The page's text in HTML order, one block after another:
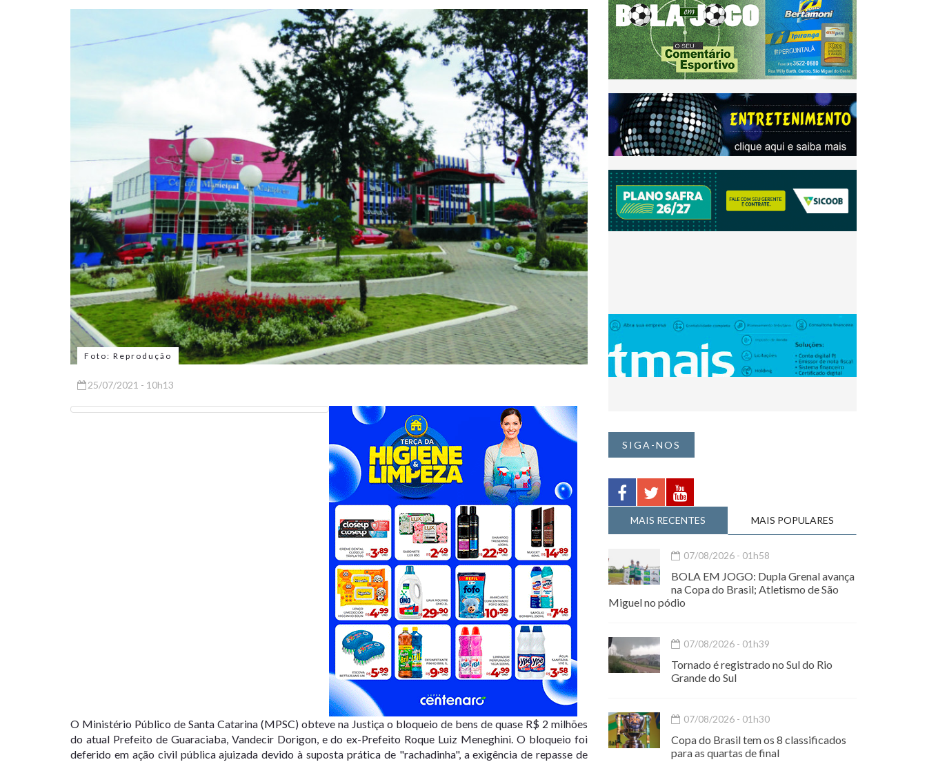
Foto: Reprodução
25/07/2021 - 10h13
O Ministério Público de Santa Catarina (MPSC) obteve na Justiça o bloqueio de bens de quase R$ 2 milhões
do atual Prefeito de Guaraciaba, Vandecir Dorigon, e do ex-Prefeito Roque Luiz Meneghini. O bloqueio foi
deferido em ação civil pública ajuizada devido à suposta prática de "rachadinha", a exigência de repasse de
SIGA-NOS
MAIS RECENTES MAIS POPULARES
07/08/2026 - 01h58
BOLA EM JOGO: Dupla Grenal avança
na Copa do Brasil; Atletismo de São
Miguel no pódio
07/08/2026 - 01h39
Tornado é registrado no Sul do Rio
Grande do Sul
07/08/2026 - 01h30
Copa do Brasil tem os 8 classificados
para as quartas de final